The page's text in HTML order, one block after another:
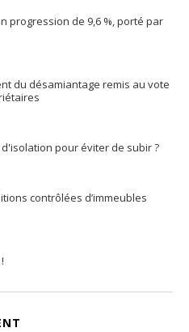
progression de 9,6 %, porté par
du désamiantage remis au vote
pour éviter de subir ?
contrôlées d’immeubles